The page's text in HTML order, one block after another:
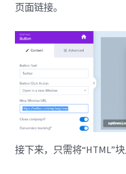
页面链接。
接下来，只需将“HTML”